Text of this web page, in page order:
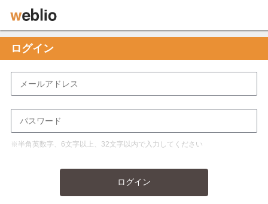
ログイン
※半角英数字、6文字以上、32文字以内で入力してください
ログイン